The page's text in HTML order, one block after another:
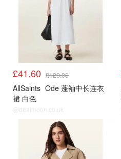
£41.60 £129.00
AllSaints Ode 蓬袖中长连衣
裙 白色
@dealmoon.co.uk